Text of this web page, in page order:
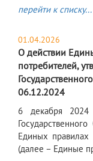
перейти к списку...
01.04.2026
О действии
потребителей,
06.12.2024
6 декабря
Единых правилах
(далее – Единые